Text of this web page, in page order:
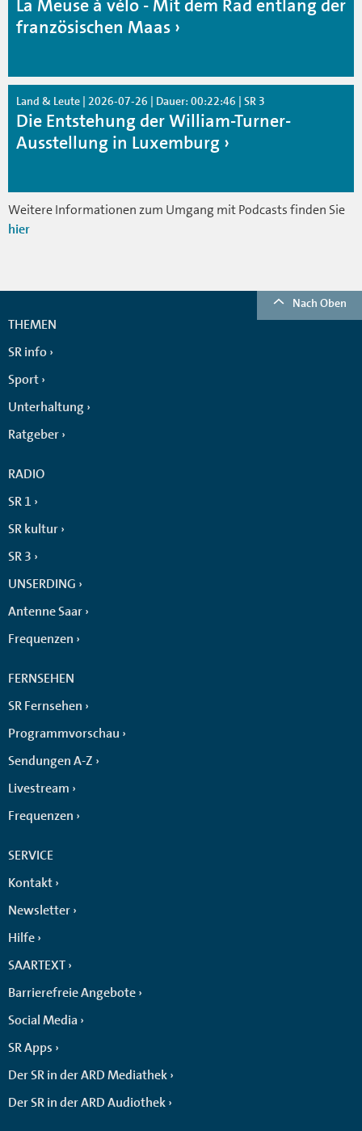
La Meuse à vélo - Mit dem Rad entlang der
französischen Maas
Land & Leute | 2026-07-26 | Dauer: 00:22:46 | SR 3
Die Entstehung der William-Turner-
Ausstellung in Luxemburg
Weitere Informationen zum Umgang mit Podcasts finden Sie
hier
Nach Oben
THEMEN
SR info
Sport
Unterhaltung
Ratgeber
RADIO
SR 1
SR kultur
SR 3
UNSERDING
Antenne Saar
Frequenzen
FERNSEHEN
SR Fernsehen
Programmvorschau
Sendungen A-Z
Livestream
Frequenzen
SERVICE
Kontakt
Newsletter
Hilfe
SAARTEXT
Barrierefreie Angebote
Social Media
SR Apps
Der SR in der ARD Mediathek
Der SR in der ARD Audiothek